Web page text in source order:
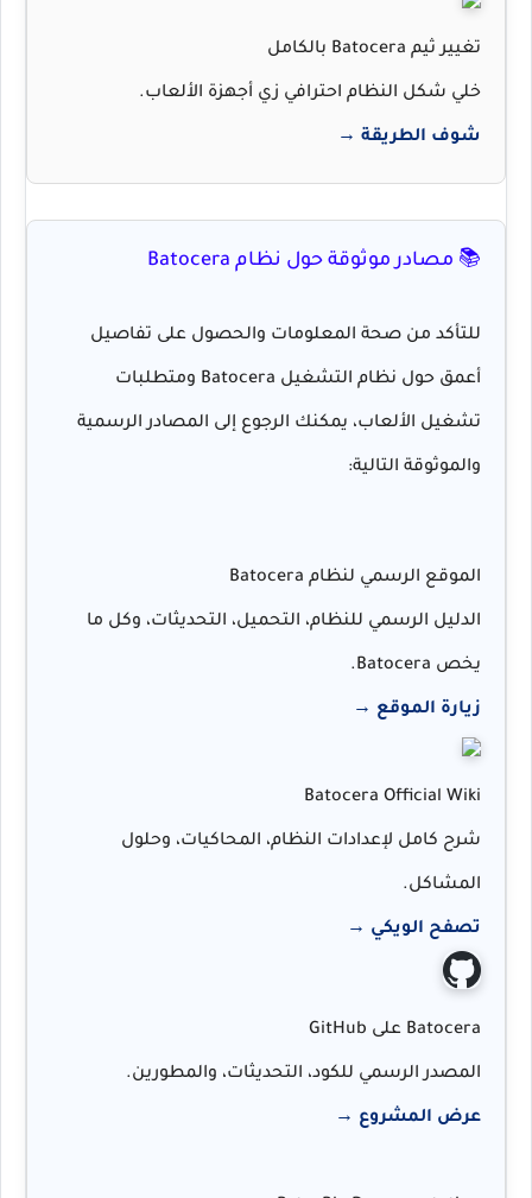
تغيير ثيم Batocera بالكامل
خلي شكل النظام احترافي زي أجهزة الألعاب.
شوف الطريقة →
📚 مصادر موثوقة حول نظام Batocera
للتأكد من صحة المعلومات والحصول على تفاصيل
أعمق حول نظام التشغيل Batocera ومتطلبات
تشغيل الألعاب، يمكنك الرجوع إلى المصادر الرسمية
والموثوقة التالية:
الموقع الرسمي لنظام Batocera
الدليل الرسمي للنظام، التحميل، التحديثات، وكل ما
يخص Batocera.
زيارة الموقع →
Batocera Official Wiki
شرح كامل لإعدادات النظام، المحاكيات، وحلول
المشاكل.
تصفح الويكي →
Batocera على GitHub
المصدر الرسمي للكود، التحديثات، والمطورين.
عرض المشروع →